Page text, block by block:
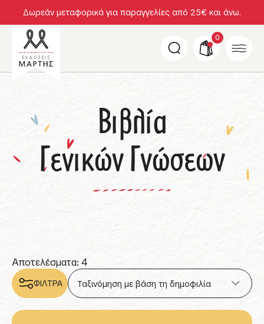
Δωρεάν μεταφορικά για παραγγελίες από 25€ και άνω.
0
Βιβλία
Γενικών Γνώσεων
Αποτελέσματα: 4
ΦΙΛΤΡΑ